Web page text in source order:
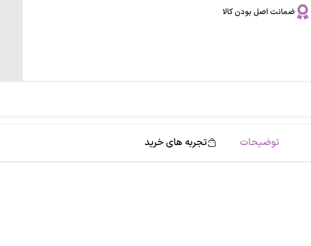
ضمانت اصل بودن کالا
توضیحات تجربه های خرید